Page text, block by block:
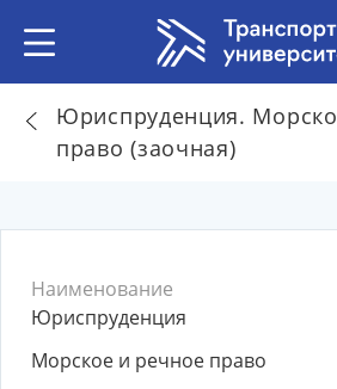
Юриспруденция.
право (заочная)
Наименование
Юриспруденция
Морское и речное право